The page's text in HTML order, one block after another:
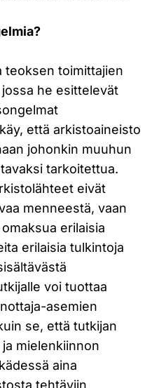
teoksen toimittajien
he esittelevät
että arkistoaineisto
johonkin muuhun
tarkoitettua.
eivät
menneestä, vaan
erilaisia
erilaisia tulkintoja
voi tuottaa
asemien
se, että tutkijan
mielenkiinnon
aina
tehtäviin